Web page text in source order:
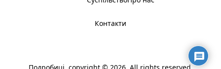
Контакти
Подробиці , copyright © 2026. All rights reserved.